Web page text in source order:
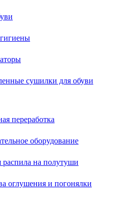
сушилки для обуви
переработка
оборудование
на полутуши
оглушения и погонялки